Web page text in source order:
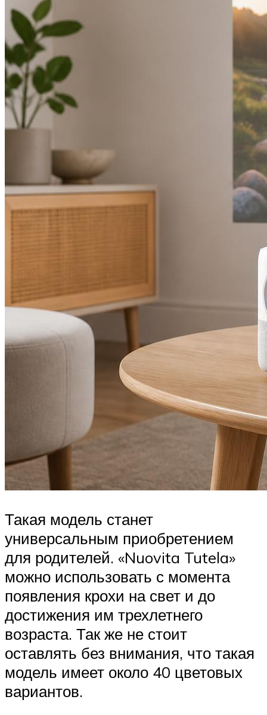
Такая модель станет
универсальным приобретением
для родителей. «Nuovita Tutela»
можно использовать с момента
появления крохи на свет и до
достижения им трехлетнего
возраста. Так же не стоит
оставлять без внимания, что такая
модель имеет около 40 цветовых
вариантов.